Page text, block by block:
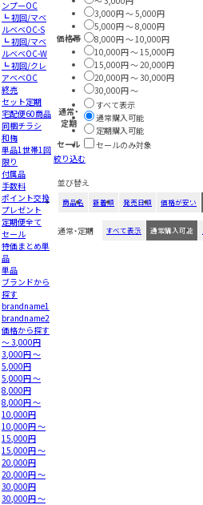
ンプーOC
┗ 初回/マベ
ルベベOC-S
┗ 初回/マベ
ルベベOC-W
┗ 初回/クレ
アベベOC
終売
セット定期
宅配便60商品
同梱チラシ
和梅
単品1世帯1回
限り
付属品
手数料
ポイント交換
プレゼント
定期便全て
セール
特価まとめ単
品
単品
ブランドから
探す
brandname1
brandname2
価格から探す
～ 3,000円
3,000円 ～
5,000円
5,000円 ～
8,000円
8,000円 ～
10,000円
10,000円 ～
15,000円
15,000円 ～
20,000円
20,000円 ～
30,000円
30,000円 ～
価格帯
3,000円 ～ 5,000円
5,000円 ～ 8,000円
8,000円 ～ 10,000円
10,000円 ～ 15,000円
15,000円 ～ 20,000円
20,000円 ～ 30,000円
30,000円 ～
通常・
定期
すべて表示
通常購入可能
定期購入可能
セール
セールのみ対象
絞り込む
並び替え
商品名 新着順 発売日順 価格が安い
通常・定期 すべて表示 通常購入可能